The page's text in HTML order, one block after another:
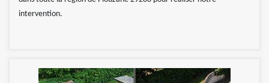
intervention.